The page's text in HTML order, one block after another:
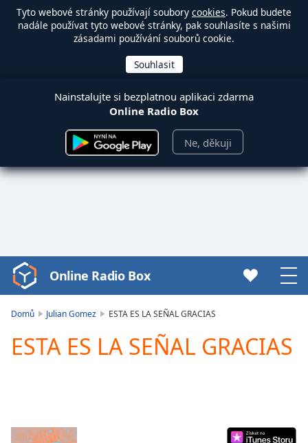
Tyto webové stránky používají soubory cookies. Pokud budete
nadále používat tyto webové stránky, pak souhlasíte s našimi
zásadami používání souborů cookie.
Nainstalujte si bezplatnou aplikaci zdarma
Online Radio Box
Ne, děkuji
Video
Player
Play
Video
Mute
Online Radio Box
Domů Julian Gomez ESTA ES LA SEÑAL GRACIAS
ESTA ES LA SEÑAL GRACIAS